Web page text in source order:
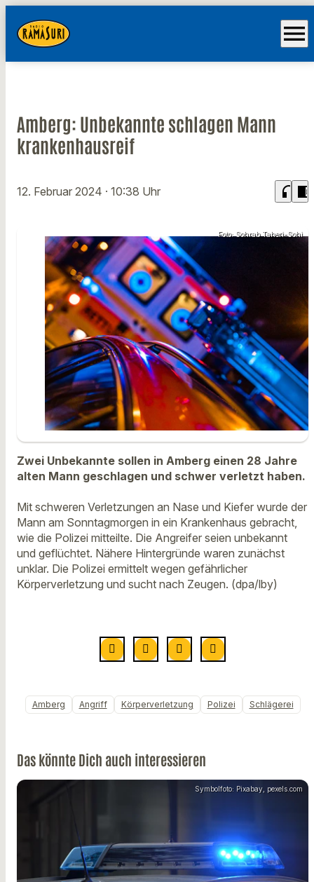
menu
Amberg: Unbekannte schlagen Mann
krankenhausreif
12. Februar 2024 · 10:38 Uhr headphones chrome_reader_mode
Foto: Sohrab Taheri-Sohi
Zwei Unbekannte sollen in Amberg einen 28 Jahre
alten Mann geschlagen und schwer verletzt haben.
Mit schweren Verletzungen an Nase und Kiefer wurde der
Mann am Sonntagmorgen in ein Krankenhaus gebracht,
wie die Polizei mitteilte. Die Angreifer seien unbekannt
und geflüchtet. Nähere Hintergründe waren zunächst
unklar. Die Polizei ermittelt wegen gefährlicher
Körperverletzung und sucht nach Zeugen. (dpa/lby)
Amberg Angriff Körperverletzung Polizei Schlägerei
Das könnte Dich auch interessieren
Symbolfoto: Pixabay, pexels.com